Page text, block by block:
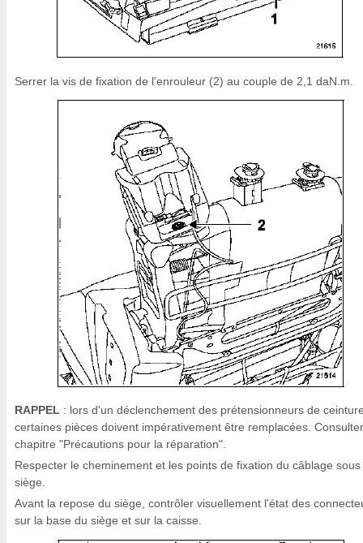
Serrer la vis de fixation de l'enrouleur (2) au couple de 2,1 daN.m.
RAPPEL : lors d'un déclenchement des prétensionneurs de
certaines pièces doivent impérativement être remplacées.
chapitre "Précautions pour la réparation".
Respecter le cheminement et les points de fixation du câblage sous
siège.
Avant la repose du siège, contrôler visuellement l'état des
sur la base du siège et sur la caisse.